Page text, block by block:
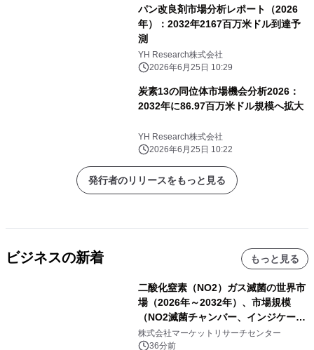
パン改良剤市場分析レポート（2026
年）：2032年2167百万米ドル到達予
測
YH Research株式会社
2026年6月25日 10:29
炭素13の同位体市場機会分析2026：
2032年に86.97百万米ドル規模へ拡大
YH Research株式会社
2026年6月25日 10:22
発行者のリリースをもっと見る
ビジネスの新着 もっと見る
二酸化窒素（NO2）ガス滅菌の世界市
場（2026年～2032年）、市場規模
（NO2滅菌チャンバー、インジケータ
ーおよびモニタリングシステム、その
他）・分析レポートを発表
株式会社マーケットリサーチセンター
36分前